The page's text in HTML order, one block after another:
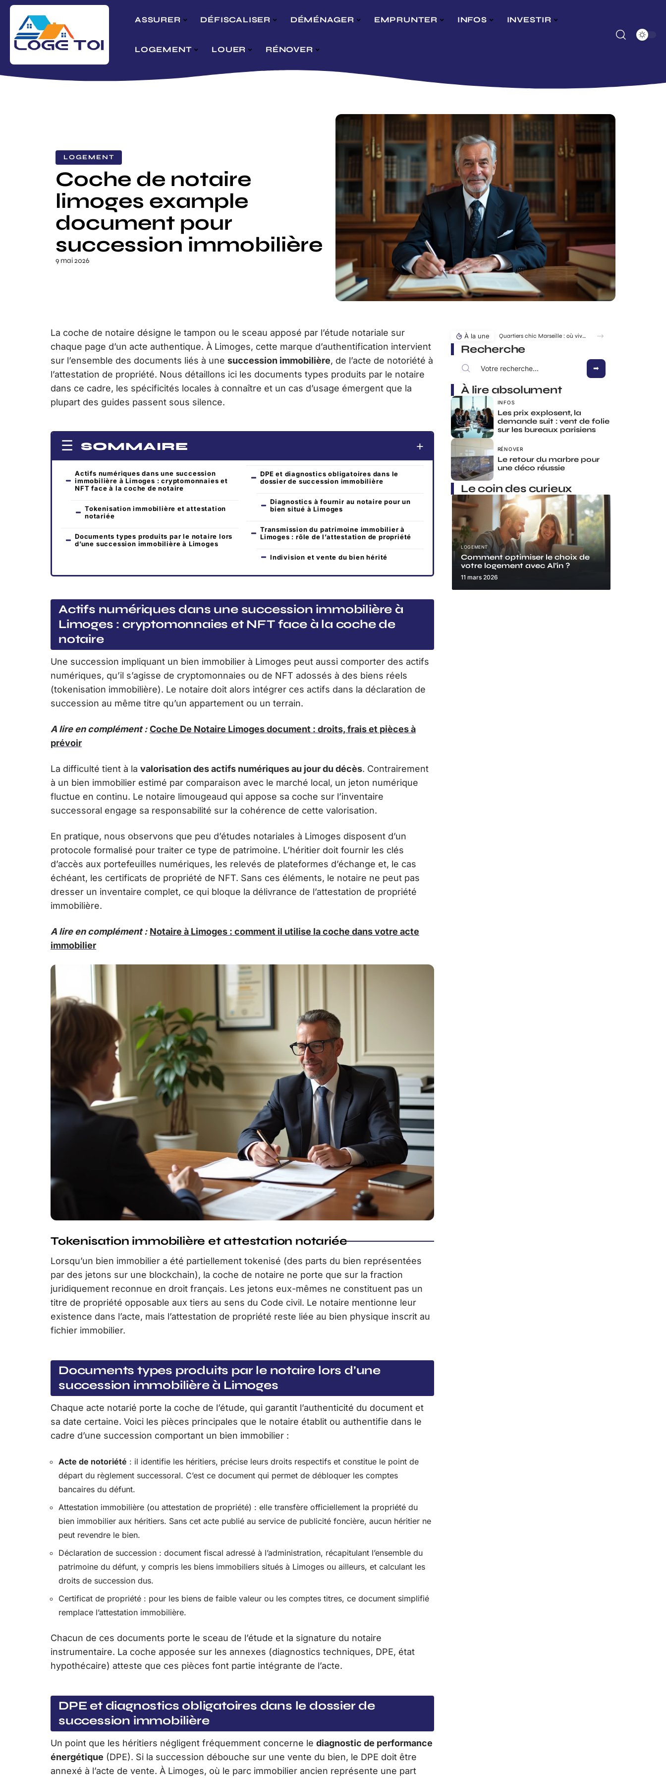
ASSURER DÉFISCALISER DÉMÉNAGER EMPRUNTER INFOS INVESTIR
LOGEMENT LOUER RÉNOVER
LOGEMENT
Coche de notaire
limoges example
document pour
succession immobilière
9 mai 2026
La coche de notaire désigne le tampon ou le sceau apposé par l’étude notariale sur
chaque page d’un acte authentique. À Limoges, cette marque d’authentification intervient
sur l’ensemble des documents liés à une succession immobilière, de l’acte de notoriété à
l’attestation de propriété. Nous détaillons ici les documents types produits par le notaire
dans ce cadre, les spécificités locales à connaître et un cas d’usage émergent que la
plupart des guides passent sous silence.
SOMMAIRE
Actifs numériques dans une succession
immobilière à Limoges : cryptomonnaies et
NFT face à la coche de notaire
Tokenisation immobilière et attestation
notariée
Documents types produits par le notaire lors
d’une succession immobilière à Limoges
DPE et diagnostics obligatoires dans le
dossier de succession immobilière
Diagnostics à fournir au notaire pour un
bien situé à Limoges
Transmission du patrimoine immobilier à
Limoges : rôle de l’attestation de propriété
Indivision et vente du bien hérité
Actifs numériques dans une succession immobilière à
Limoges : cryptomonnaies et NFT face à la coche de
notaire
Une succession impliquant un bien immobilier à Limoges peut aussi comporter des actifs
numériques, qu’il s’agisse de cryptomonnaies ou de NFT adossés à des biens réels
(tokenisation immobilière). Le notaire doit alors intégrer ces actifs dans la déclaration de
succession au même titre qu’un appartement ou un terrain.
A lire en complément : Coche De Notaire Limoges document : droits, frais et pièces à
prévoir
La difficulté tient à la valorisation des actifs numériques au jour du décès. Contrairement
à un bien immobilier estimé par comparaison avec le marché local, un jeton numérique
fluctue en continu. Le notaire limougeaud qui appose sa coche sur l’inventaire
successoral engage sa responsabilité sur la cohérence de cette valorisation.
En pratique, nous observons que peu d’études notariales à Limoges disposent d’un
protocole formalisé pour traiter ce type de patrimoine. L’héritier doit fournir les clés
d’accès aux portefeuilles numériques, les relevés de plateformes d’échange et, le cas
échéant, les certificats de propriété de NFT. Sans ces éléments, le notaire ne peut pas
dresser un inventaire complet, ce qui bloque la délivrance de l’attestation de propriété
immobilière.
A lire en complément : Notaire à Limoges : comment il utilise la coche dans votre acte
immobilier
Tokenisation immobilière et attestation notariée
Lorsqu’un bien immobilier a été partiellement tokenisé (des parts du bien représentées
par des jetons sur une blockchain), la coche de notaire ne porte que sur la fraction
juridiquement reconnue en droit français. Les jetons eux-mêmes ne constituent pas un
titre de propriété opposable aux tiers au sens du Code civil. Le notaire mentionne leur
existence dans l’acte, mais l’attestation de propriété reste liée au bien physique inscrit au
fichier immobilier.
Documents types produits par le notaire lors d’une
succession immobilière à Limoges
Chaque acte notarié porte la coche de l’étude, qui garantit l’authenticité du document et
sa date certaine. Voici les pièces principales que le notaire établit ou authentifie dans le
cadre d’une succession comportant un bien immobilier :
Acte de notoriété : il identifie les héritiers, précise leurs droits respectifs et constitue le point de
départ du règlement successoral. C’est ce document qui permet de débloquer les comptes
bancaires du défunt.
Attestation immobilière (ou attestation de propriété) : elle transfère officiellement la propriété du
bien immobilier aux héritiers. Sans cet acte publié au service de publicité foncière, aucun héritier ne
peut revendre le bien.
Déclaration de succession : document fiscal adressé à l’administration, récapitulant l’ensemble du
patrimoine du défunt, y compris les biens immobiliers situés à Limoges ou ailleurs, et calculant les
droits de succession dus.
Certificat de propriété : pour les biens de faible valeur ou les comptes titres, ce document simplifié
remplace l’attestation immobilière.
Chacun de ces documents porte le sceau de l’étude et la signature du notaire
instrumentaire. La coche apposée sur les annexes (diagnostics techniques, DPE, état
hypothécaire) atteste que ces pièces font partie intégrante de l’acte.
DPE et diagnostics obligatoires dans le dossier de
succession immobilière
Un point que les héritiers négligent fréquemment concerne le diagnostic de performance
énergétique (DPE). Si la succession débouche sur une vente du bien, le DPE doit être
annexé à l’acte de vente. À Limoges, où le parc immobilier ancien représente une part
À la une Quartiers chic Marseille : où vivre au calme sans s’exiler ?
Recherche
À lire absolument
INFOS
Les prix explosent, la
demande suit : vent de folie
sur les bureaux parisiens
RÉNOVER
Le retour du marbre pour
une déco réussie
Le coin des curieux
LOGEMENT
Comment optimiser le choix de
votre logement avec Al’in ?
11 mars 2026